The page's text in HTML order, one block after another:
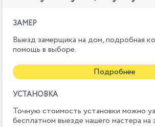
ЗАМЕР
Выезд замерщика на дом, подробная
помощь в выборе.
Подробнее
УСТАНОВКА
Точную стоимость установки можно
бесплатном выезде нашего мастера на